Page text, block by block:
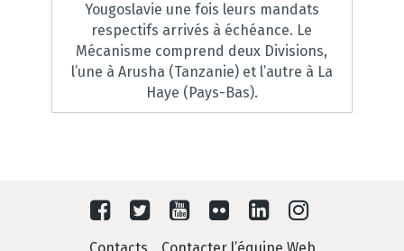
Yougoslavie une fois leurs mandats
respectifs arrivés à échéance. Le
Mécanisme comprend deux Divisions,
l’une à Arusha (Tanzanie) et l’autre à La
Haye (Pays-Bas).